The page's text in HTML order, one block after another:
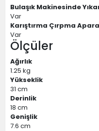
Bulaşık Makinesinde
Var
Karıştırma Çırpma
Var
Ölçüler
Ağırlık
1.25 kg
Yükseklik
31 cm
Derinlik
18 cm
Genişlik
7.6 cm